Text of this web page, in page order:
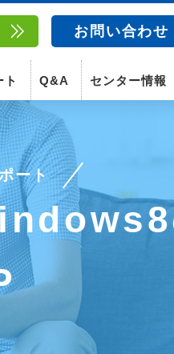
南東北センター(福島)
8252
福島市御山字一本松17-1-1
お問い合わせ
定電話 動画配信サ
ト Q&A センター情報
函館センター
0801
函館市桔梗町379-31
ート